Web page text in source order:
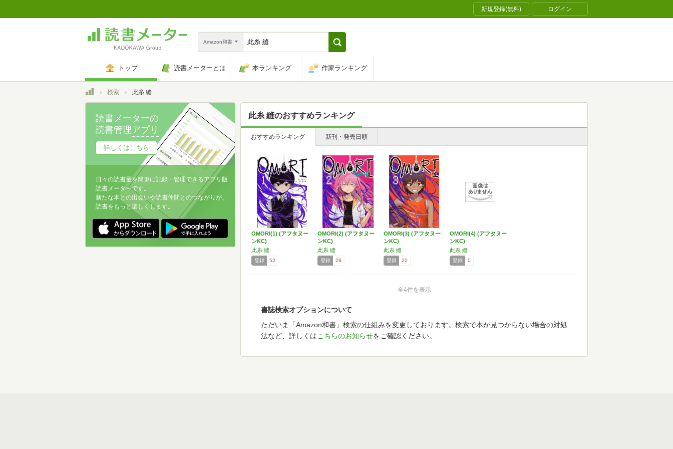
新規登録(無料) ログイン
Amazon和書
トップ 読書メーターとは 本ランキング 作家ランキング
トップ検索 此糸 縫
此糸 縫のおすすめランキング
おすすめランキング 新刊・発売日順
OMORI(1) (アフタヌー
ンKC)
此糸 縫
登録 52
OMORI(2) (アフタヌー
ンKC)
此糸 縫
登録 28
OMORI(3) (アフタヌー
ンKC)
此糸 縫
登録 20
OMORI(4) (アフタヌー
ンKC)
此糸 縫
登録 0
全4件を表示
書誌検索オプションについて
ただいま「Amazon和書」検索の仕組みを変更しております。検索で本が見つからない場合の対処
法など、詳しくはこちらのお知らせをご確認ください。
読書メーターの
読書管理アプリ
詳しくはこちら
日々の読書量を簡単に記録・管理できるアプリ版
読書メーターです。
新たな本との出会いや読書仲間とのつながりが、
読書をもっと楽しくします。